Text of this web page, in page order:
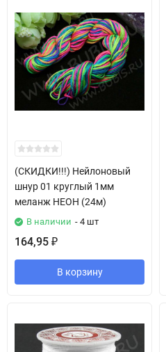
(СКИДКИ!!!) Нейлоновый
шнур 01 круглый 1мм
меланж НЕОН (24м)
В наличии - 4 шт
164,95 ₽
В корзину